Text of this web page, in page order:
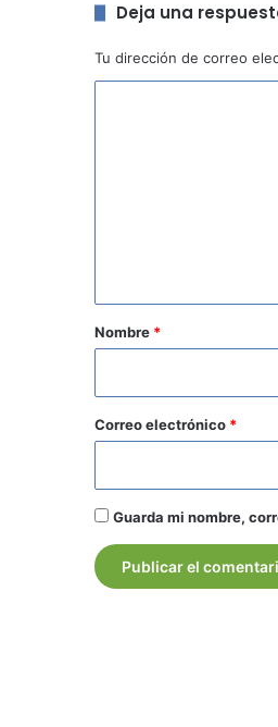
Deja una
Tu dirección de correo
r
o
*
Nombre *
Correo electrónico *
Guarda mi nombre,